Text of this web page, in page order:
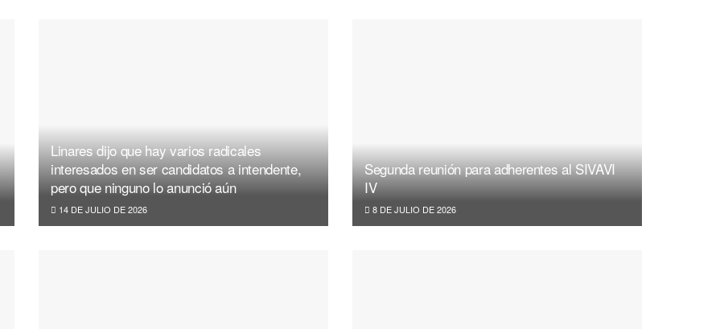
Linares dijo que hay varios radicales
interesados en ser candidatos a intendente,
pero que ninguno lo anunció aún
14 DE JULIO DE 2026
Segunda reunión para adherentes al SIVAVI
IV
8 DE JULIO DE 2026